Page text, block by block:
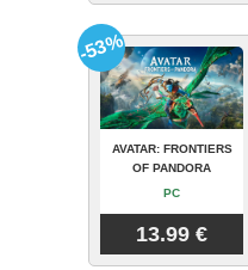
AVATAR: FRONTIERS
OF PANDORA
PC
13.99 €
-53%